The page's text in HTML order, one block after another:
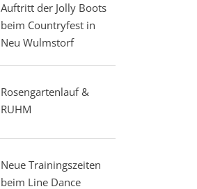
Auftritt der Jolly Boots
beim Countryfest in
Neu Wulmstorf
Rosengartenlauf &
RUHM
Neue Trainingszeiten
beim Line Dance